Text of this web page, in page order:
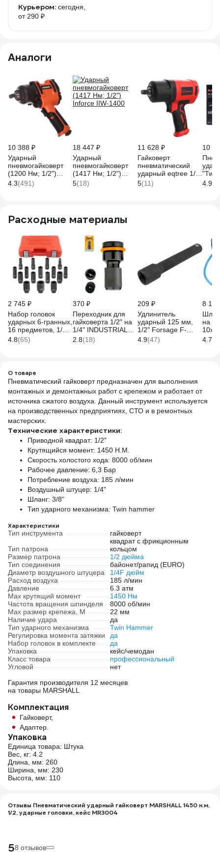
Курьером: сегодня,
от 290 ₽
Аналоги
10 388 ₽
Ударный
пневмогайковерт
(1200 Нм; 1/2")
Gigant PW 1280
4.3(491)
18 447 ₽
Ударный
пневмогайковерт
(1417 Нм; 1/2")
Inforce IIW-1400
5(18)
11 628 ₽
Гайковерт
пневматический
ударный eqtree 1/2
1560Нм PT1256
В0000000203438
5(11)
10
4.9
Расходные материалы
2 745 ₽
Набор головок
ударных 6-гранных,
16 предметов, 1/2''
DR BaumAuto BM-
4177-5MPB(52533)
4.8(65)
370 ₽
Переходник для
гайковерта 1/2" на
1/4" INDUSTRIAL
INGCO ABH60501
2.8(18)
209 ₽
Удлинитель
ударный 125 мм,
1/2" Forsage F-
8044125K(59072)
4.9(47)
8
на
4.7
О товаре
Пневматический гайковерт предназначен для выполнения
монтажных и демонтажных работ с крепежом и работает от
источника сжатого воздуха. Данный инструмент используется
на производственных предприятиях, СТО и в ремонтных
мастерских.
Технические характеристики:
Приводной квадрат: 1/2"
Крутящийся момент: 1450 Н.М.
Скорость холостого хода: 8000 об/мин
Рабочее давление: 6,3 Бар
Потребление воздуха: 185 л/мин
Воздушный штуцер: 1/4"
Шланг: 3/8"
Тип ударного механизма: Twin hammer
Характеристики
Тип инструмента
гайковерт
Тип патрона
квадрат с фрикционным
кольцом
Размер патрона
1/2 дюйма
Тип соединения
байонет/рапид (EURO)
Диаметр воздушного штуцера
1/4F дюйм
Расход воздуха
185 л/мин
Давление
6.3 атм
Max крутящий момент
1450 Нм
Частота вращения шпинделя
8000 об/мин
Max размер крепежа, М
22 мм
Наличие удара
да
Тип ударного механизма
Twin Hammer
Регулировка момента затяжки
да
Набор головок в комплекте
да
Упаковка
кейс/чемодан
Класс товара
профессиональный
Угловой
нет
Гарантия производителя 12 месяцев
на товары MARSHALL
Комплектация
Гайковерт,
Адаптер.
Упаковка
Единица товара: Штука
Вес, кг: 4.2
Длина, мм: 260
Ширина, мм: 230
Высота, мм: 110
Отзывы Пневматический ударный гайковерт MARSHALL 1450 н.м,
1/2, ударные головки, кейс MR3004
58 отзывов